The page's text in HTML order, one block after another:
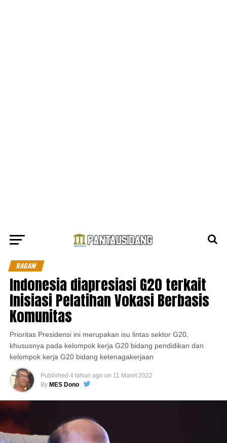
RAGAM
Indonesia diapresiasi G20 terkait
Inisiasi Pelatihan Vokasi Berbasis
Komunitas
Prioritas Presidensi ini merupakan isu lintas sektor G20,
khususnya pada kelompok kerja G20 bidang pendidikan dan
kelompok kerja G20 bidang ketenagakerjaan
Published 4 tahun ago on 11 Maret 2022
By MES Dono